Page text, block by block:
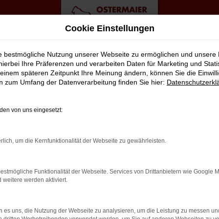
Top Angebote
ALTERNATIVE FÜR
durch Rostock fahren? Zu teuer? Von wegen, denn wir von
Neuwagen nach Rostock oder an einen anderen Ort in
unserem Service. Hierzu gehört in vollem Umfang auch die
üben wir unseren Beruf mit Leidenschaft aus – und das
Cookie Einstellungen
bestmögliche Nutzung unserer Webseite zu ermöglichen und unsere
Ihre Präferenzen und verarbeiten Daten für Marketing und
späteren Zeitpunkt Ihre Meinung ändern, können Sie die
zum Umfang der Datenverarbeitung finden Sie hier:
von uns eingesetzt:
um die Kernfunktionalität der Webseite zu gewährleisten.
Funktionalität der Webseite. Services von Drittanbietern wie Google
weitere werden aktiviert.
es uns, die Nutzung der Webseite zu analysieren, um die Leistung zu messen